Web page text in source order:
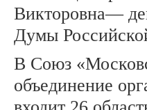
Викторовна—
Думы
В Союз
объединение